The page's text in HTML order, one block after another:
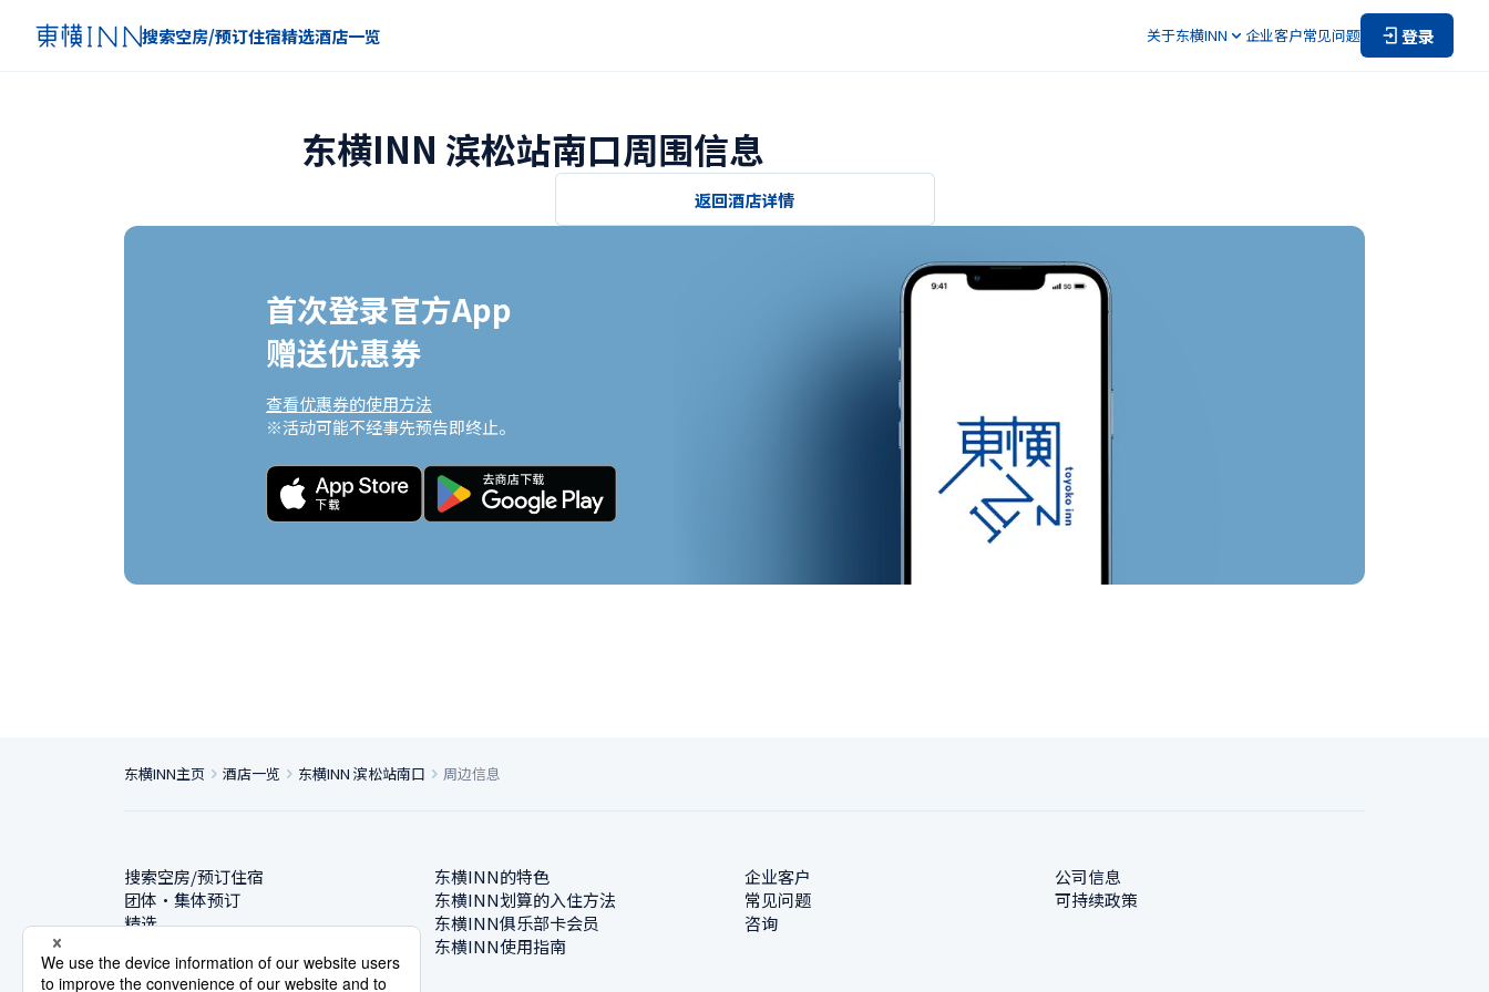
搜索空房/预订住宿精选酒店一览 关于东横INN 企业客户常见问题 登录
东横INN 滨松站南口周围信息
返回酒店详情
首次登录官方App
赠送优惠券
查看优惠券的使用方法
※活动可能不经事先预告即终止。
东横INN主页 酒店一览 东横INN 滨松站南口 周边信息
搜索空房/预订住宿
团体・集体预订
精选
东横INN的特色
东横INN划算的入住方法
东横INN俱乐部卡会员
东横INN使用指南
企业客户
常见问题
咨询
公司信息
可持续政策